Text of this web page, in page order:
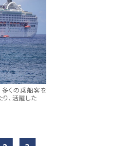
くの乗船客を
、活躍した